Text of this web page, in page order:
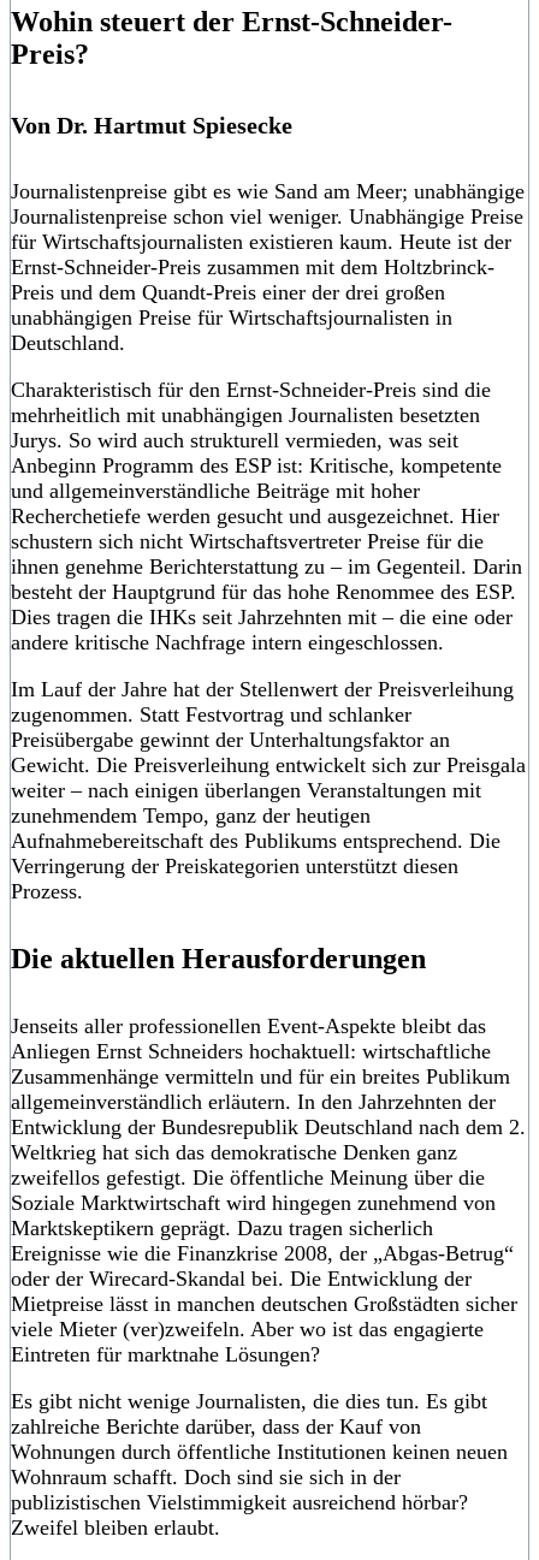
Wohin steuert der Ernst-Schneider-
Preis?
Von Dr. Hartmut Spiesecke
Journalistenpreise gibt es wie Sand am Meer; unabhängige
Journalistenpreise schon viel weniger. Unabhängige Preise
für Wirtschaftsjournalisten existieren kaum. Heute ist der
Ernst-Schneider-Preis zusammen mit dem Holtzbrinck-
Preis und dem Quandt-Preis einer der drei großen
unabhängigen Preise für Wirtschaftsjournalisten in
Deutschland.
Charakteristisch für den Ernst-Schneider-Preis sind die
mehrheitlich mit unabhängigen Journalisten besetzten
Jurys. So wird auch strukturell vermieden, was seit
Anbeginn Programm des ESP ist: Kritische, kompetente
und allgemeinverständliche Beiträge mit hoher
Recherchetiefe werden gesucht und ausgezeichnet. Hier
schustern sich nicht Wirtschaftsvertreter Preise für die
ihnen genehme Berichterstattung zu – im Gegenteil. Darin
besteht der Hauptgrund für das hohe Renommee des ESP.
Dies tragen die IHKs seit Jahrzehnten mit – die eine oder
andere kritische Nachfrage intern eingeschlossen.
Im Lauf der Jahre hat der Stellenwert der Preisverleihung
zugenommen. Statt Festvortrag und schlanker
Preisübergabe gewinnt der Unterhaltungsfaktor an
Gewicht. Die Preisverleihung entwickelt sich zur Preisgala
weiter – nach einigen überlangen Veranstaltungen mit
zunehmendem Tempo, ganz der heutigen
Aufnahmebereitschaft des Publikums entsprechend. Die
Verringerung der Preiskategorien unterstützt diesen
Prozess.
Die aktuellen Herausforderungen
Jenseits aller professionellen Event-Aspekte bleibt das
Anliegen Ernst Schneiders hochaktuell: wirtschaftliche
Zusammenhänge vermitteln und für ein breites Publikum
allgemeinverständlich erläutern. In den Jahrzehnten der
Entwicklung der Bundesrepublik Deutschland nach dem 2.
Weltkrieg hat sich das demokratische Denken ganz
zweifellos gefestigt. Die öffentliche Meinung über die
Soziale Marktwirtschaft wird hingegen zunehmend von
Marktskeptikern geprägt. Dazu tragen sicherlich
Ereignisse wie die Finanzkrise 2008, der „Abgas-Betrug“
oder der Wirecard-Skandal bei. Die Entwicklung der
Mietpreise lässt in manchen deutschen Großstädten sicher
viele Mieter (ver)zweifeln. Aber wo ist das engagierte
Eintreten für marktnahe Lösungen?
Es gibt nicht wenige Journalisten, die dies tun. Es gibt
zahlreiche Berichte darüber, dass der Kauf von
Wohnungen durch öffentliche Institutionen keinen neuen
Wohnraum schafft. Doch sind sie sich in der
publizistischen Vielstimmigkeit ausreichend hörbar?
Zweifel bleiben erlaubt.